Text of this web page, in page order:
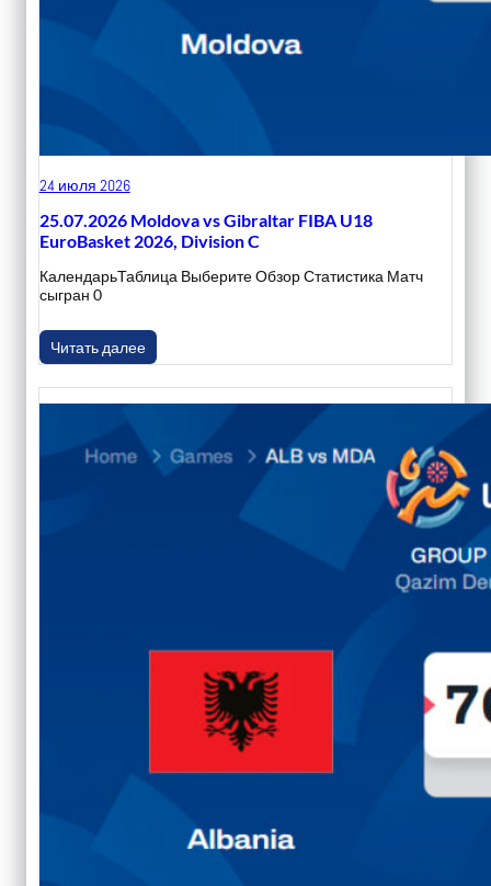
24 июля 2026
25.07.2026 Moldova vs Gibraltar FIBA U18
EuroBasket 2026, Division C
КалендарьТаблица Выберите Обзор Статистика Матч
сыгран 0
Читать далее